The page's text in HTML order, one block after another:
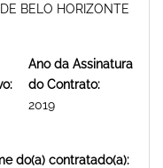
BELO HORIZONTE
Ano da Assinatura
do Contrato:
2019
do(a) contratado(a):